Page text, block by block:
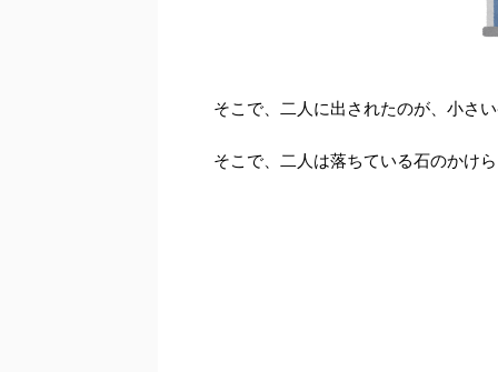
そこで、二人に出されたのが、小さ
そこで、二人は落ちている石のかけ